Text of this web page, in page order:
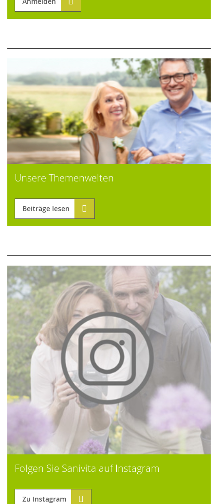
Unsere Themenwelten
Beiträge lesen
Folgen Sie Sanivita auf Instagram
Zu Instagram